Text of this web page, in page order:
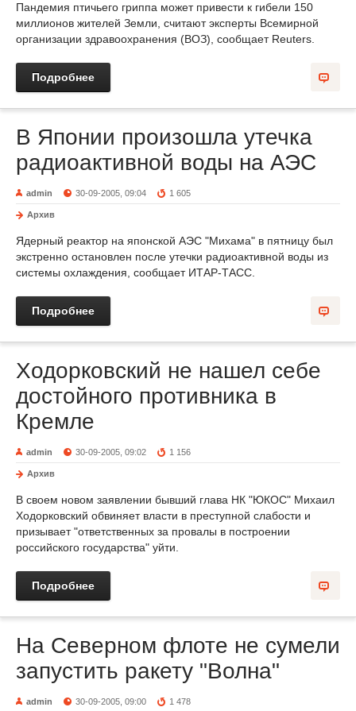
Пандемия птичьего гриппа может привести к гибели 150
миллионов жителей Земли, считают эксперты Всемирной
организации здравоохранения (ВОЗ), сообщает Reuters.
Подробнее
В Японии произошла утечка
радиоактивной воды на АЭС
admin 30-09-2005, 09:04 1 605
Архив
Ядерный реактор на японской АЭС "Михама" в пятницу был
экстренно остановлен после утечки радиоактивной воды из
системы охлаждения, сообщает ИТАР-ТАСС.
Подробнее
Ходорковский не нашел себе
достойного противника в
Кремле
admin 30-09-2005, 09:02 1 156
Архив
В своем новом заявлении бывший глава НК "ЮКОС" Михаил
Ходорковский обвиняет власти в преступной слабости и
призывает "ответственных за провалы в построении
российского государства" уйти.
Подробнее
На Северном флоте не сумели
запустить ракету "Волна"
admin 30-09-2005, 09:00 1 478